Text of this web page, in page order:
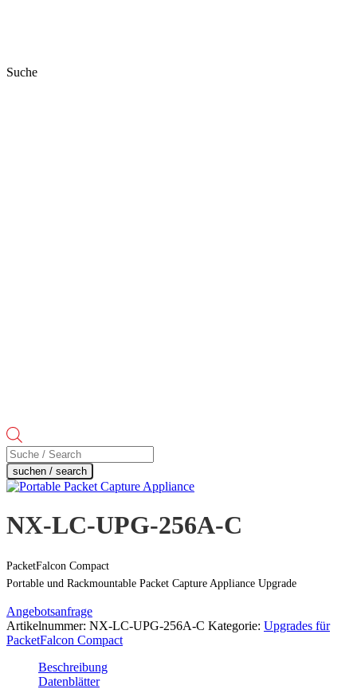
Suche
Products
search
suchen / search
NX-LC-UPG-256A-C
PacketFalcon Compact
Portable und Rackmountable Packet Capture Appliance Upgrade
Angebotsanfrage
Artikelnummer: NX-LC-UPG-256A-C Kategorie: Upgrades für
PacketFalcon Compact
Beschreibung
Datenblätter